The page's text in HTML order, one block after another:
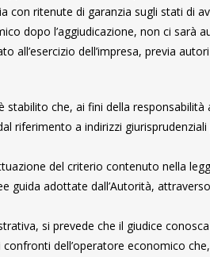
con ritenute di garanzia sugli stati di
dopo l’aggiudicazione, non ci sarà
dell’impresa, previa
stabilito che, ai fini della
riferimento a indirizzi
del criterio contenuto nella
guida adottate dall’Autorità,
si prevede che il giudice
dell’operatore economico